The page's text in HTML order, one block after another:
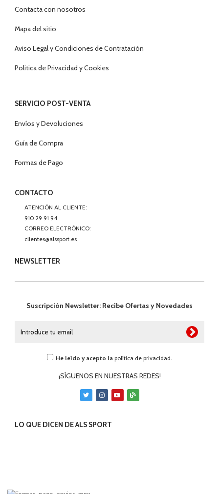
Contacta con nosotros
Mapa del sitio
Aviso Legal y Condiciones de Contratación
Politica de Privacidad y Cookies
SERVICIO POST-VENTA
Envíos y Devoluciones
Guía de Compra
Formas de Pago
CONTACTO
ATENCIÓN AL CLIENTE:
910 29 91 94
CORREO ELECTRÓNICO:
clientes@alssport.es
NEWSLETTER
Suscripción Newsletter: Recibe Ofertas y Novedades
He leído y acepto la política de privacidad.
¡SÍGUENOS EN NUESTRAS REDES!
LO QUE DICEN DE ALS SPORT